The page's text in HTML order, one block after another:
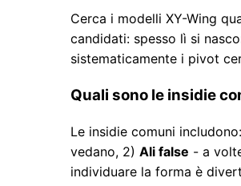
Cerca i modelli XY-Wing
candidati: spesso lì si
sistematicamente i pivot
Quali sono le insidie
Le insidie ​​​​comuni
vedano, 2) Ali false - a
individuare la forma è